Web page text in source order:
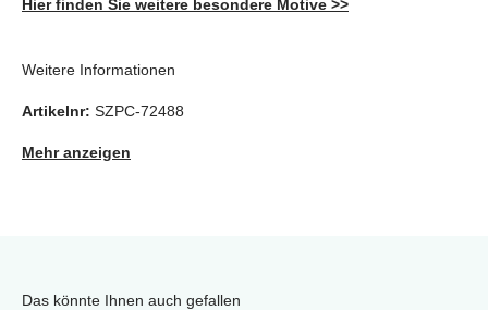
Hier finden Sie weitere besondere Motive >>
Weitere Informationen
Artikelnr: SZPC-72488
Mehr anzeigen
Das könnte Ihnen auch gefallen